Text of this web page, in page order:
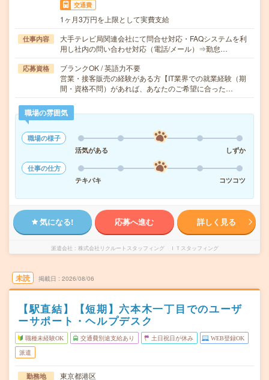
交通費
1ヶ月3万円を上限として実費支給
仕事内容
大手テレビ局関連会社にて問合せ対応・FAQシステムを利
用し社内の問い合わせ対応（電話/メール）⇒勤怠…
応募資格
ブランクOK / 英語力不要
営業・接客販売の経験がある方【IT業界での就業経験（期
間・資格不問）があれば、あなたのご希望に合った…
職場の雰囲気
職場の様子
活気がある
しずか
仕事の仕方
テキパキ
コツコツ
気になる! 応募へ進む 詳しく見る
派遣会社 株式会社リクルートスタッフィング ＩＴスタッフィング
未読 掲載日 2026/08/06
【駅直結】【短期】六本木一丁目でのユーザ
ーサポート・ヘルプデスク
職種未経験OK 交通費別途支給あり 土日祝日が休み WEB登録OK
派遣
勤務地
東京都港区